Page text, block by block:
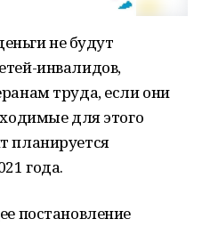
не будут
инвалидов,
труда, если они
для этого
планируется
года.
постановление